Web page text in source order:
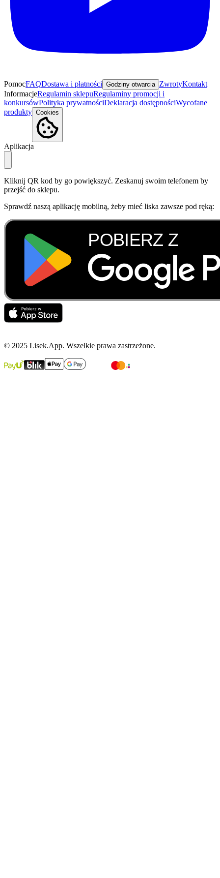
PomocFAQDostawa i płatności Godziny otwarcia ZwrotyKontakt
InformacjeRegulamin sklepuRegulaminy promocji i
konkursówPolityka prywatnościDeklaracja dostępnościWycofane
produkty Cookies
Aplikacja
Kliknij QR kod by go powiększyć. Zeskanuj swoim telefonem by
przejść do sklepu.
Sprawdź naszą aplikację mobilną, żeby mieć liska zawsze pod ręką:
© 2025 Lisek.App. Wszelkie prawa zastrzeżone.